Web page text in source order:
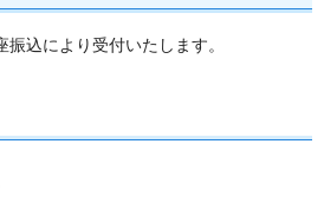
込により受付いたします。